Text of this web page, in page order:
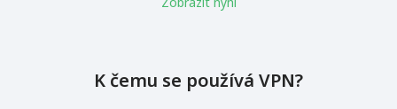
K čemu se používá VPN?